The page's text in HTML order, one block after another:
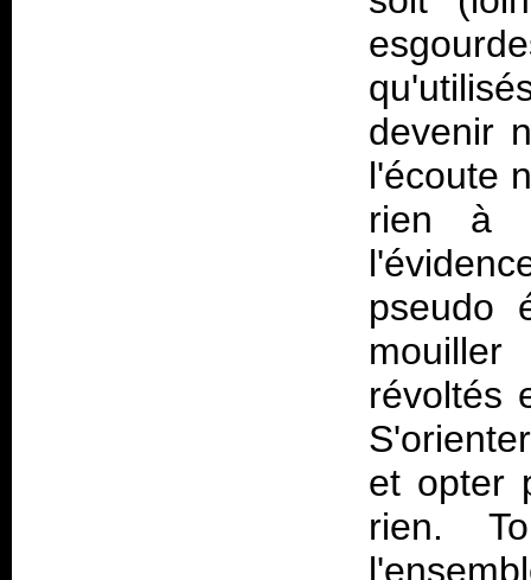
devenir
l'écoute
rien à
pseudo
révoltés
et opter
rien.